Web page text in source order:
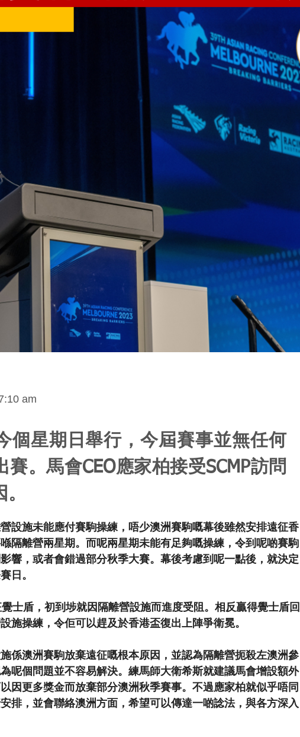
am
個星期日舉行，今屆賽事並無任何
。馬會CEO應家柏接受SCMP訪問
設施未能應付賽駒操練，唔少澳洲賽駒嘅幕後雖然安排遠征香
隔離營兩星期。而呢兩星期未能有足夠嘅操練，令到呢啲賽駒
響，或者會錯過部分秋季大賽。幕後考慮到呢一點後，就決定
日。
士盾，初到埗就因隔離營設施而進度受阻。相反贏得覺士盾回
施操練，令佢可以趕及於香港盃復出上陣爭衛冕。
係澳洲賽駒放棄遠征嘅根本原因，並認為隔離營扼殺左澳洲參
呢個問題並不容易解決。練馬師大衛希斯就建議馬會增設額外
因更多獎金而放棄部分澳洲秋季賽事。不過應家柏就似乎唔同
排，並會聯絡澳洲方面，希望可以傳達一啲諗法，與各方深入